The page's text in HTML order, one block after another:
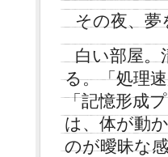
その夜、夢
白い部屋。
る。「処理
「記憶形成
は、体が動
のが曖昧な